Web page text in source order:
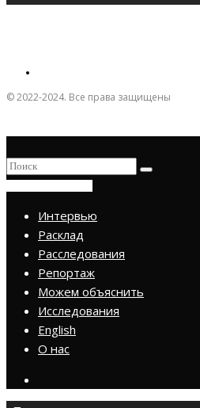
© 2022-2024. Все права защищены
Интервью
Расклад
Расследования
Репортаж
Можем объяснить
Исследования
English
О нас